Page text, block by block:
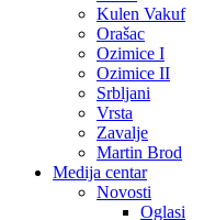
Kulen Vakuf
Orašac
Ozimice I
Ozimice II
Srbljani
Vrsta
Zavalje
Martin Brod
Medija centar
Novosti
Oglasi